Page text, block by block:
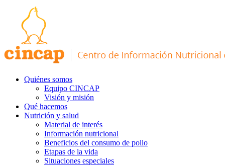
Quiénes somos
Equipo CINCAP
Visión y misión
Qué hacemos
Nutrición y salud
Material de interés
Información nutricional
Beneficios del consumo de pollo
Etapas de la vida
Situaciones especiales